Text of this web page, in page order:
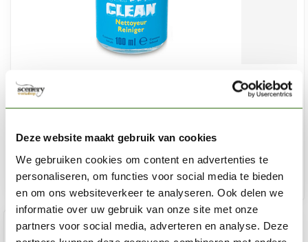
Deze website maakt gebruik van cookies
We gebruiken cookies om content en advertenties te
personaliseren, om functies voor social media te bieden
en om ons websiteverkeer te analyseren. Ook delen we
informatie over uw gebruik van onze site met onze
partners voor social media, adverteren en analyse. Deze
Aqua Color Clean - 100ml - 39620
Op voorraad